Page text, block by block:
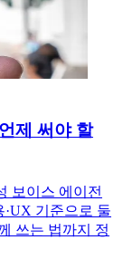
제 써야 할
보이스 에이전
·UX 기준으로 둘
쓰는 법까지 정